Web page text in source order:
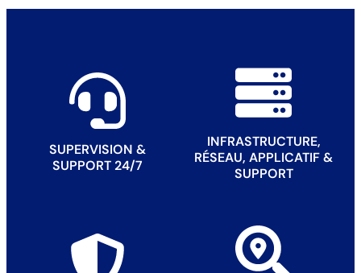
SUPERVISION &
SUPPORT 24/7
INFRASTRUCTURE,
RÉSEAU, APPLICATIF &
SUPPORT